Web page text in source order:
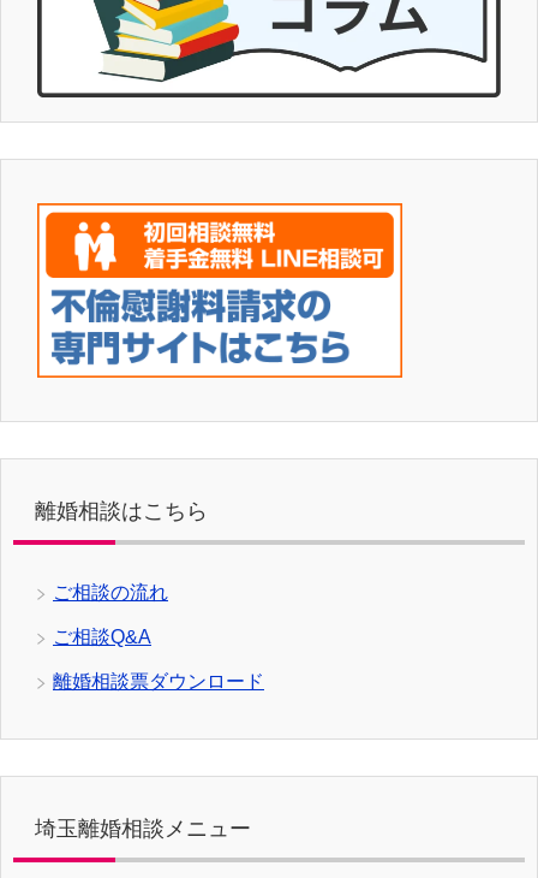
離婚相談はこちら
ご相談の流れ
ご相談Q&A
離婚相談票ダウンロード
埼玉離婚相談メニュー